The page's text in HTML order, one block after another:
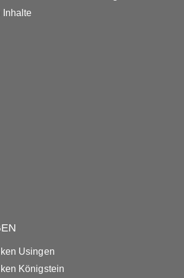
Inhalte
Usingen
Königstein